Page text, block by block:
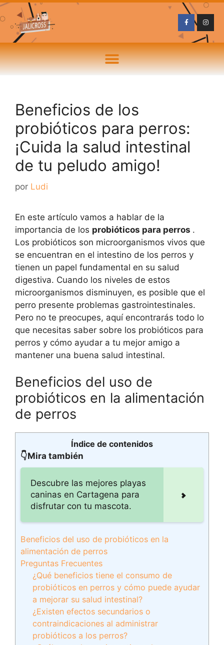
Beneficios de los
probióticos para perros:
¡Cuida la salud intestinal
de tu peludo amigo!
por Ludi
En este artículo vamos a hablar de la
importancia de los probióticos para perros .
Los probióticos son microorganismos vivos que
se encuentran en el intestino de los perros y
tienen un papel fundamental en su salud
digestiva. Cuando los niveles de estos
microorganismos disminuyen, es posible que el
perro presente problemas gastrointestinales.
Pero no te preocupes, aquí encontrarás todo lo
que necesitas saber sobre los probióticos para
perros y cómo ayudar a tu mejor amigo a
mantener una buena salud intestinal.
Beneficios del uso de
probióticos en la alimentación
de perros
Índice de contenidos
👇Mira también
Descubre las mejores playas
caninas en Cartagena para
disfrutar con tu mascota.
Beneficios del uso de probióticos en la
alimentación de perros
Preguntas Frecuentes
¿Qué beneficios tiene el consumo de
probióticos en perros y cómo puede ayudar
a mejorar su salud intestinal?
¿Existen efectos secundarios o
contraindicaciones al administrar
probióticos a los perros?